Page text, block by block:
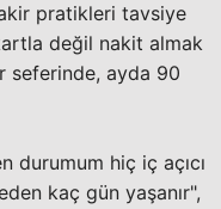
pratikleri tavsiye
değil nakit almak
seferinde, ayda 90
durumum hiç iç açıcı
kaç gün yaşanır",